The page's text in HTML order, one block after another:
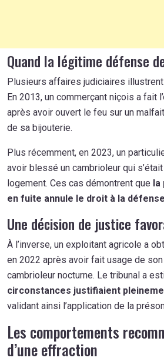
Quand la légitime défense
Plusieurs affaires judiciaires
En 2013, un commerçant niçois a fait
après avoir ouvert le feu sur un
de sa bijouterie.
Plus récemment, en 2023, un
avoir blessé un cambrioleur qui
logement. Ces cas démontrent que la
en fuite annule le droit à la défense
Une décision de justice
À l’inverse, un exploitant agricole a
en 2022 après avoir fait usage de
cambrioleur nocturne. Le tribunal a
circonstances justifiaient
validant ainsi l’application de la
Les comportements
d’une effraction